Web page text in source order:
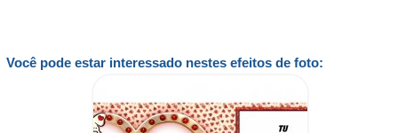
Você pode estar interessado nestes efeitos de foto: